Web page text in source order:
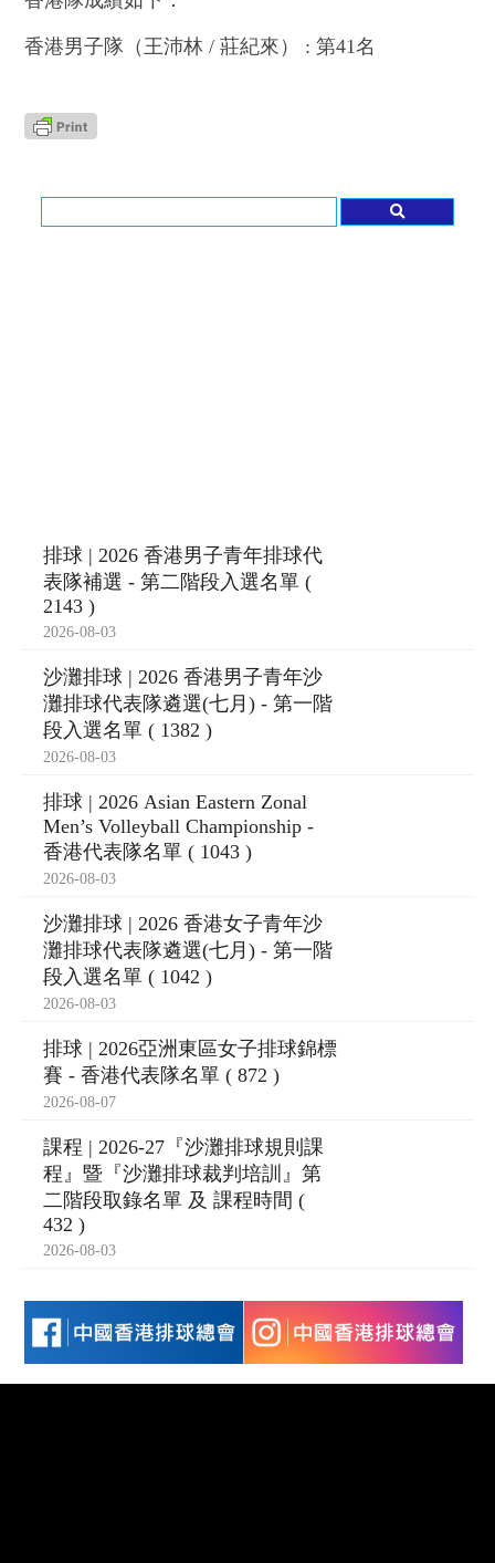
香港男子隊（王沛林 / 莊紀來） : 第41名
排球 | 2026 香港男子青年排球代
表隊補選 - 第二階段入選名單 (
2143 )
2026-08-03
沙灘排球 | 2026 香港男子青年沙
灘排球代表隊遴選(七月) - 第一階
段入選名單 ( 1382 )
2026-08-03
排球 | 2026 Asian Eastern Zonal
Men’s Volleyball Championship -
香港代表隊名單 ( 1043 )
2026-08-03
沙灘排球 | 2026 香港女子青年沙
灘排球代表隊遴選(七月) - 第一階
段入選名單 ( 1042 )
2026-08-03
排球 | 2026亞洲東區女子排球錦標
賽 - 香港代表隊名單 ( 872 )
2026-08-07
課程 | 2026-27『沙灘排球規則課
程』暨『沙灘排球裁判培訓』第
二階段取錄名單 及 課程時間 (
432 )
2026-08-03